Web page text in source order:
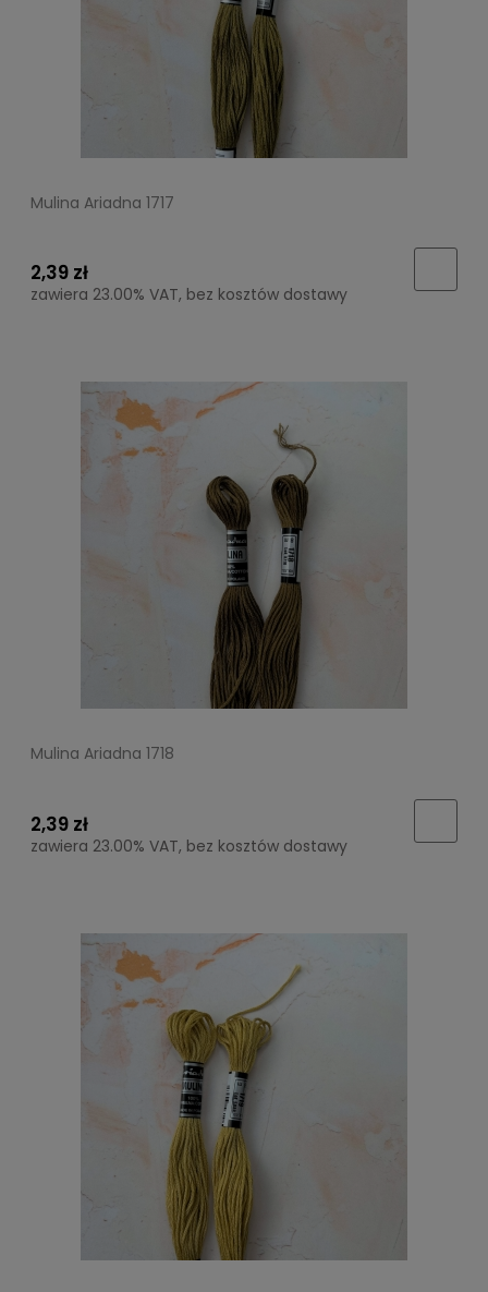
Mulina Ariadna 1717
2,39 zł
zawiera 23.00% VAT, bez kosztów dostawy
Mulina Ariadna 1718
2,39 zł
zawiera 23.00% VAT, bez kosztów dostawy